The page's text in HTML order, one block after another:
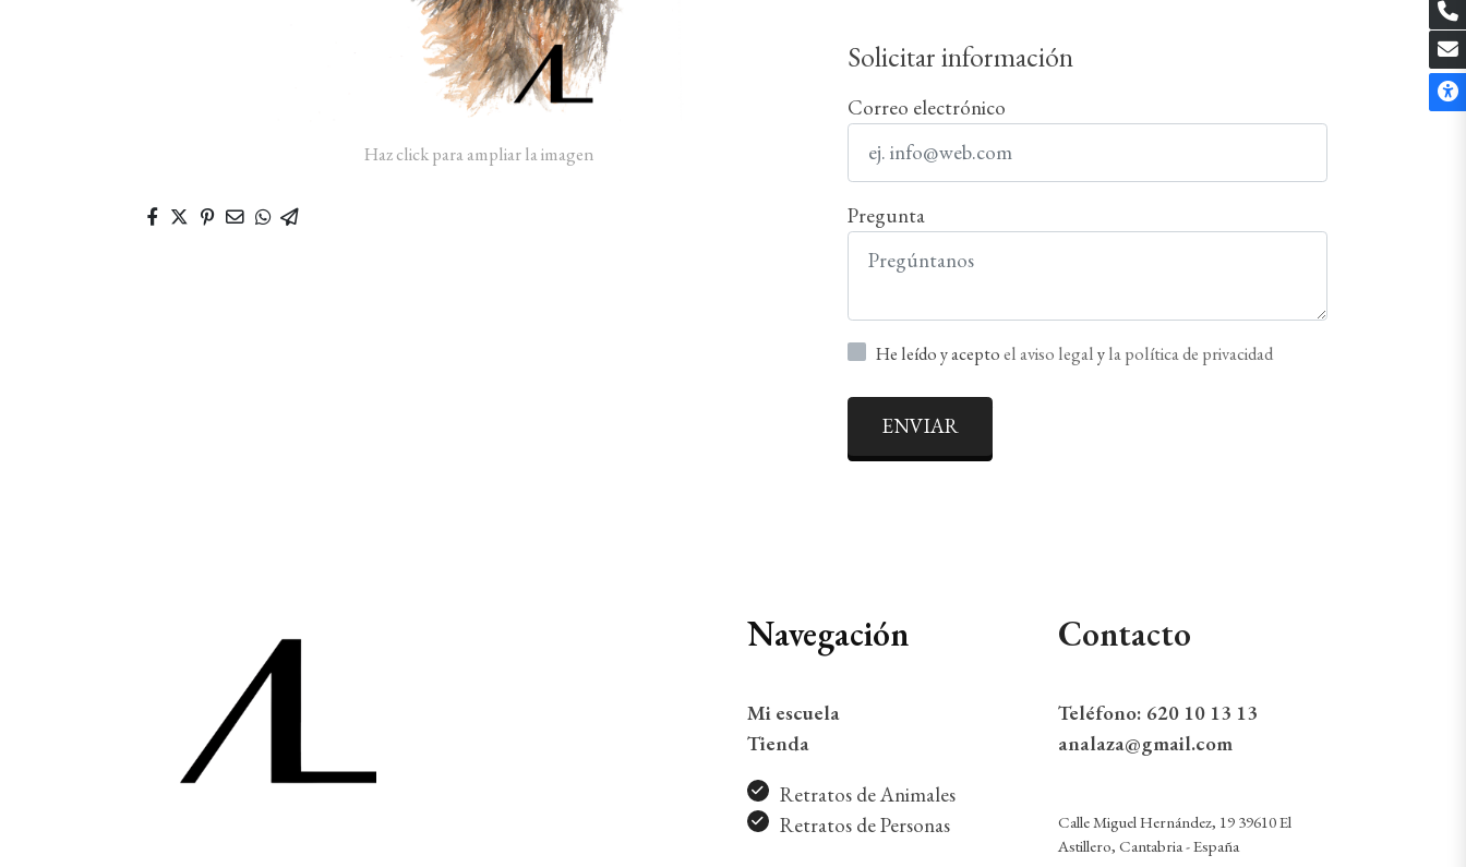
Haz click para ampliar la imagen
Solicitar información
Correo electrónico
Pregunta
He leído y aceptoel aviso legalyla política de privacidad
ENVIAR
Navegación
Mi escuela
Tienda
Retratos de Animales
Retratos de Personas
Contacto
Teléfono: 620 10 13 13
analaza@gmail.com
Calle Miguel Hernández, 19 39610 El
Astillero, Cantabria - España